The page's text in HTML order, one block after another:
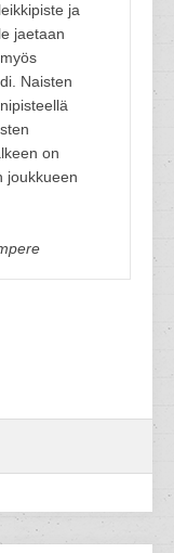
ja
jaetaan
Naisten
on
joukkueen